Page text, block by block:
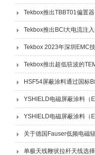
Tekbox推出TBBT01偏置器
Tekbox推出BCI大电流注
Tekbox 2023年深圳EMC
Tekbox推出超低驻波的
HSF54屏蔽涂料通过国标
YSHIELD电磁屏蔽涂料（
YSHIELD电磁屏蔽涂料（
关于德国Fauser低频电磁
单极天线鞭状拉杆天线选择